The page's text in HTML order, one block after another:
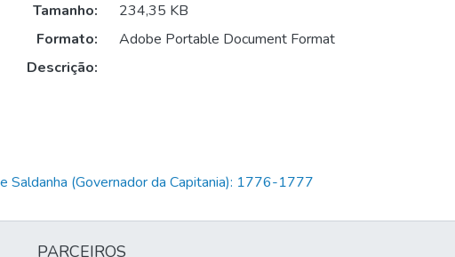
Tamanho:
234,35 KB
Formato:
Adobe Portable Document Format
Descrição:
(Governador da Capitania): 1776-1777
PARCEIROS